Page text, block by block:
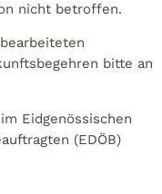
nicht betroffen.
bitte an
Eidgenössischen
(EDÖB)